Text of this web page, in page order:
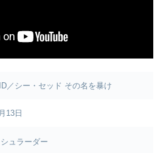
／シー・セッド その名を暴け
13日
ュラーダー